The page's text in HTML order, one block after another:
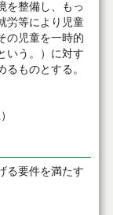
を整備し、もっ
労等により児童
の児童を一時的
いう。）に対す
ものとする。
る要件を満たす